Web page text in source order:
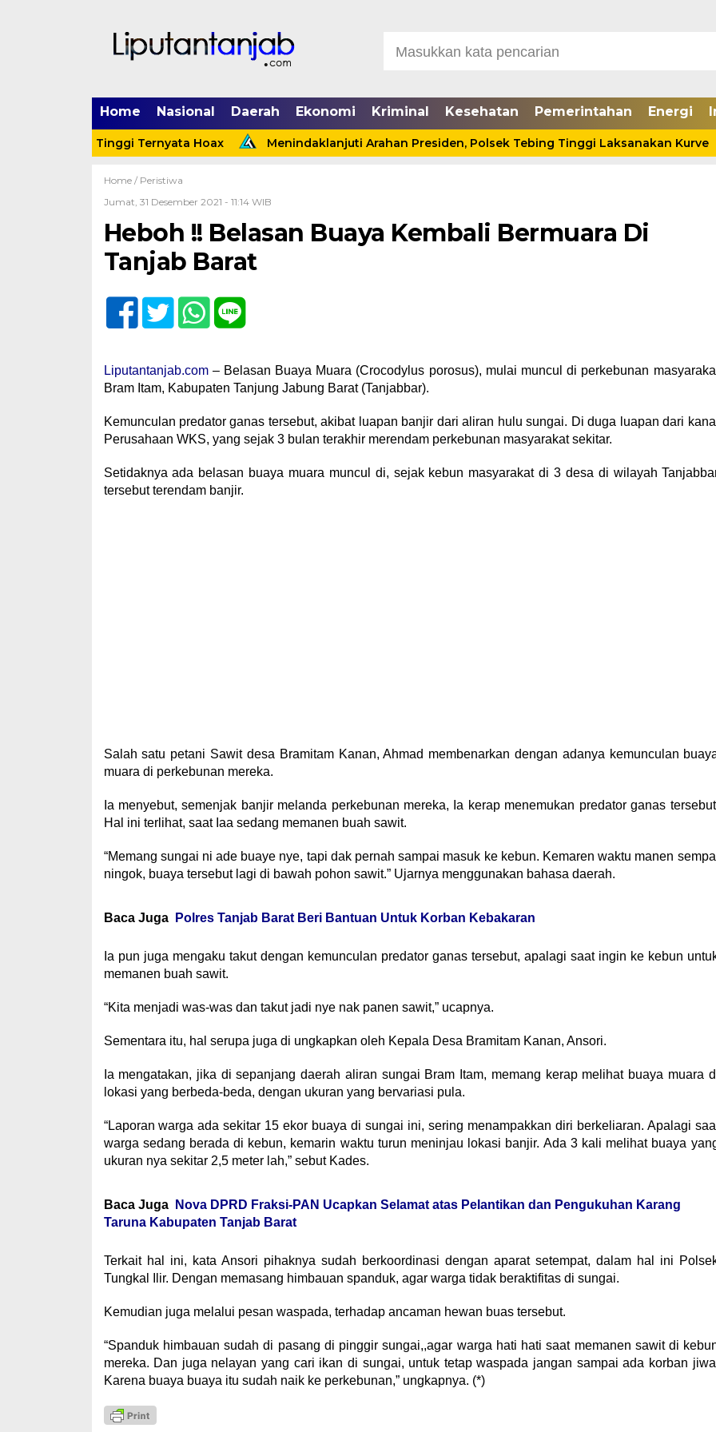
Home Nasional Daerah Ekonomi Kriminal Kesehatan Pemerintahan Energi
Tebing Tinggi Ternyata Hoax Menindaklanjuti Arahan Presiden, Polsek Tebing Tinggi Laksanakan Kurve
Home / Peristiwa
Jumat, 31 Desember 2021 - 11:14 WIB
Heboh !! Belasan Buaya Kembali Bermuara Di
Tanjab Barat
Liputantanjab.com– Belasan Buaya Muara (Crocodylus porosus), mulai muncul di perkebunan
Bram Itam, Kabupaten Tanjung Jabung Barat (Tanjabbar).
Kemunculan predator ganas tersebut, akibat luapan banjir dari aliran hulu sungai. Di duga luapan dari kanal
Perusahaan WKS, yang sejak 3 bulan terakhir merendam perkebunan masyarakat sekitar.
Setidaknya ada belasan buaya muara muncul di, sejak kebun masyarakat di 3 desa di wilayah
tersebut terendam banjir.
Salah satu petani Sawit desa Bramitam Kanan, Ahmad membenarkan dengan adanya kemunculan
muara di perkebunan mereka.
Ia menyebut, semenjak banjir melanda perkebunan mereka, Ia kerap menemukan predator ganas
Hal ini terlihat, saat Iaa sedang memanen buah sawit.
“Memang sungai ni ade buaye nye, tapi dak pernah sampai masuk ke kebun. Kemaren waktu manen
ningok, buaya tersebut lagi di bawah pohon sawit.” Ujarnya menggunakan bahasa daerah.
Baca Juga Polres Tanjab Barat Beri Bantuan Untuk Korban Kebakaran
Ia pun juga mengaku takut dengan kemunculan predator ganas tersebut, apalagi saat ingin ke kebun
memanen buah sawit.
“Kita menjadi was-was dan takut jadi nye nak panen sawit,” ucapnya.
Sementara itu, hal serupa juga di ungkapkan oleh Kepala Desa Bramitam Kanan, Ansori.
Ia mengatakan, jika di sepanjang daerah aliran sungai Bram Itam, memang kerap melihat buaya muara
lokasi yang berbeda-beda, dengan ukuran yang bervariasi pula.
“Laporan warga ada sekitar 15 ekor buaya di sungai ini, sering menampakkan diri berkeliaran. Apalagi
warga sedang berada di kebun, kemarin waktu turun meninjau lokasi banjir. Ada 3 kali melihat buaya
ukuran nya sekitar 2,5 meter lah,” sebut Kades.
Baca Juga
Nova DPRD Fraksi-PAN Ucapkan Selamat atas Pelantikan dan Pengukuhan Karang
Taruna Kabupaten Tanjab Barat
Terkait hal ini, kata Ansori pihaknya sudah berkoordinasi dengan aparat setempat, dalam hal ini
Tungkal Ilir. Dengan memasang himbauan spanduk, agar warga tidak beraktifitas di sungai.
Kemudian juga melalui pesan waspada, terhadap ancaman hewan buas tersebut.
“Spanduk himbauan sudah di pasang di pinggir sungai,,agar warga hati hati saat memanen sawit di
mereka. Dan juga nelayan yang cari ikan di sungai, untuk tetap waspada jangan sampai ada korban
Karena buaya buaya itu sudah naik ke perkebunan,” ungkapnya. (*)